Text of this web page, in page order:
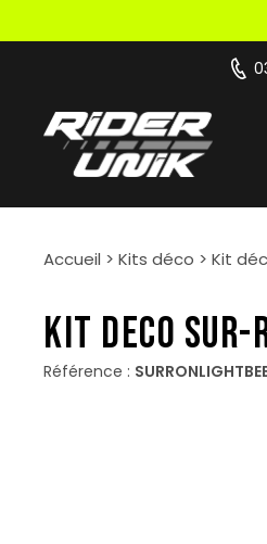
Accueil > Kits déco > Kit
KIT DECO SUR-
Référence :